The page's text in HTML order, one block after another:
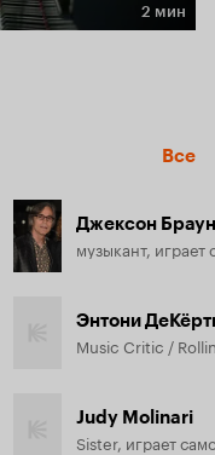
2 мин
Все
Джексон Браун
музыкант, играет
Энтони
Judy Molinari
Sister, играет